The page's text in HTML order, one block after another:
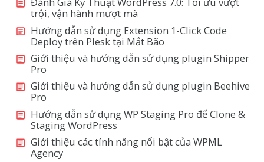
trội, vận hành mượt mà
Hướng dẫn sử dụng Extension 1-Click Code
Deploy trên Plesk tại Mắt Bão
Giới thiệu và hướng dẫn sử dụng plugin Shipper
Pro
Giới thiệu và hướng dẫn sử dụng plugin Beehive
Pro
Hướng dẫn sử dụng WP Staging Pro để Clone &
Staging WordPress
Giới thiệu các tính năng nổi bật của WPML
Agency